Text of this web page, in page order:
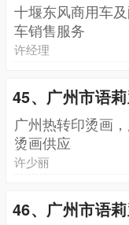
十堰东风商用车
车销售服务
许经理
45、广州市语
广州热转印烫画
烫画供应
许少丽
46、广州市语